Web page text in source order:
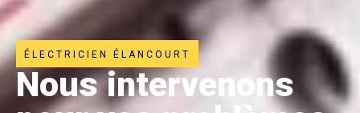
ÉLECTRICIEN ÉLANCOURT
Nous intervenons